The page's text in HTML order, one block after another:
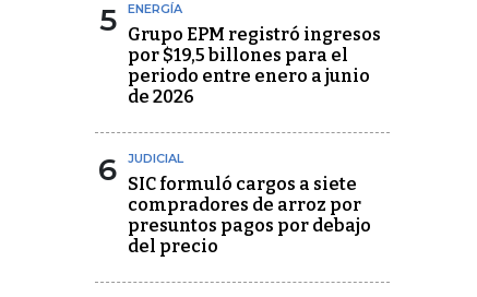
5 ENERGÍA
Grupo EPM registró ingresos
por $19,5 billones para el
periodo entre enero a junio
de 2026
6 JUDICIAL
SIC formuló cargos a siete
compradores de arroz por
presuntos pagos por debajo
del precio